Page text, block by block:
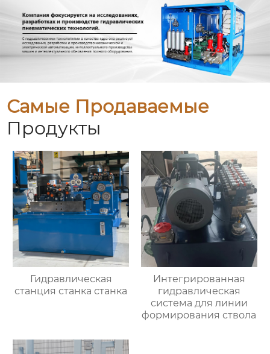
Самые Продаваемые
Продукты
Гидравлическая
станция станка станка
Интегрированная
гидравлическая
система для линии
формирования ствола